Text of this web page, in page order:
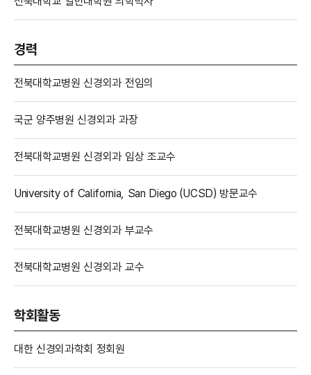
경력
전북대학교병원 신경외과 전임의
국군 양주병원 신경외과 과장
전북대학교병원 신경외과 임상 조교수
University of California, San Diego (UCSD) 방문교수
전북대학교병원 신경외과 부교수
전북대학교병원 신경외과 교수
학회활동
대한 신경외과학회 정회원